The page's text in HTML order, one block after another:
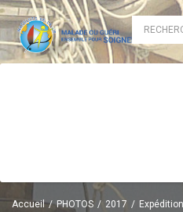
Accueil PHOTOS 2017